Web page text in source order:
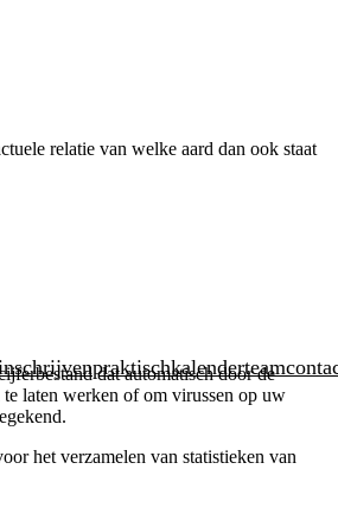
praktischkalenderteam
relatie van welke aard dan ook staat
dat automatisch door de
laten werken of om virussen op uw
het verzamelen van statistieken van